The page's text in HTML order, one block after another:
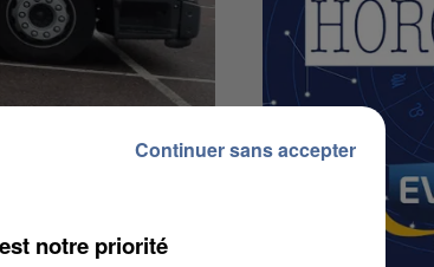
notre priorité
Continuer sans accepter